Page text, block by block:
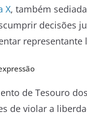
X, também
decisões
representante
de Tesouro
de violar a